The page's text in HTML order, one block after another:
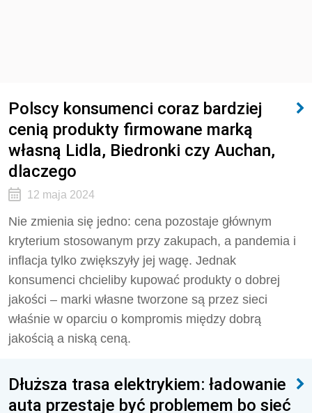
Polscy konsumenci coraz bardziej
cenią produkty firmowane marką
własną Lidla, Biedronki czy Auchan,
dlaczego
12 maja 2024
Nie zmienia się jedno: cena pozostaje głównym
kryterium stosowanym przy zakupach, a pandemia i
inflacja tylko zwiększyły jej wagę. Jednak
konsumenci chcieliby kupować produkty o dobrej
jakości – marki własne tworzone są przez sieci
właśnie w oparciu o kompromis między dobrą
jakością a niską ceną.
Dłuższa trasa elektrykiem: ładowanie
auta przestaje być problemem bo sieć